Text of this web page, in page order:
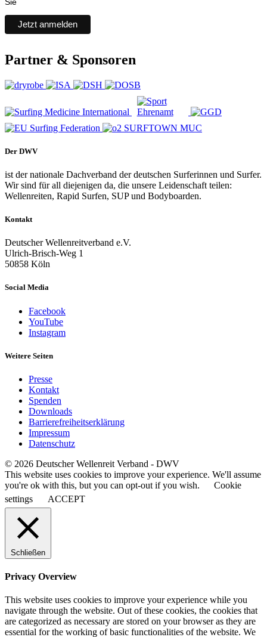
Sie
Partner & Sponsoren
Der DWV
ist der nationale Dachverband der deutschen Surferinnen und Surfer.
Wir sind für all diejenigen da, die unsere Leidenschaft teilen:
Wellenreiten, Rapid Surfen, SUP und Bodyboarden.
Kontakt
Deutscher Wellenreitverband e.V.
Ulrich-Brisch-Weg 1
50858 Köln
Social Media
Facebook
YouTube
Instagram
Weitere Seiten
Presse
Kontakt
Spenden
Downloads
Barrierefreiheitserklärung
Impressum
Datenschutz
© 2026 Deutscher Wellenreit Verband - DWV
This website uses cookies to improve your experience. We'll assume
you're ok with this, but you can opt-out if you wish.
Cookie
settings
ACCEPT
Schließen
Privacy Overview
This website uses cookies to improve your experience while you
navigate through the website. Out of these cookies, the cookies that
are categorized as necessary are stored on your browser as they are
essential for the working of basic functionalities of the website. We